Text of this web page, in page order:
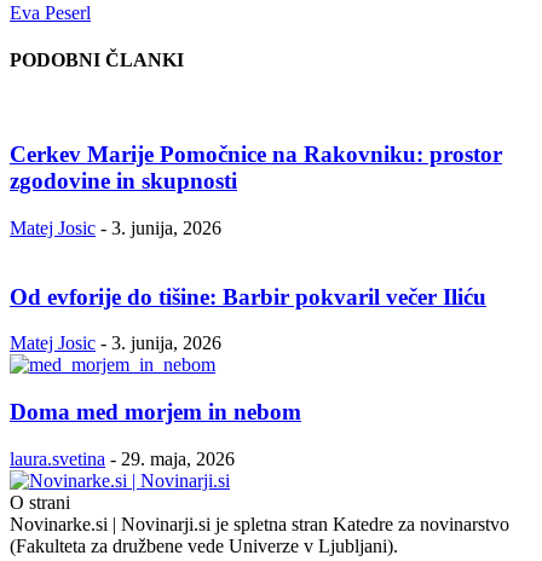
Eva Peserl
PODOBNI ČLANKI
Cerkev Marije Pomočnice na Rakovniku: prostor
zgodovine in skupnosti
Matej Josic - 3. junija, 2026
Od evforije do tišine: Barbir pokvaril večer Iliću
Matej Josic - 3. junija, 2026
Doma med morjem in nebom
laura.svetina - 29. maja, 2026
O strani
Novinarke.si | Novinarji.si je spletna stran Katedre za novinarstvo
(Fakulteta za družbene vede Univerze v Ljubljani).